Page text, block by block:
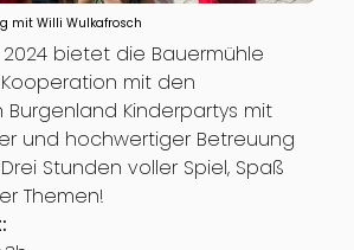
mit Willi Wulkafrosch
bietet die Bauermühle
mit den
Burgenland Kinderpartys mit
und hochwertiger Betreuung
Stunden voller Spiel, Spaß
Themen!